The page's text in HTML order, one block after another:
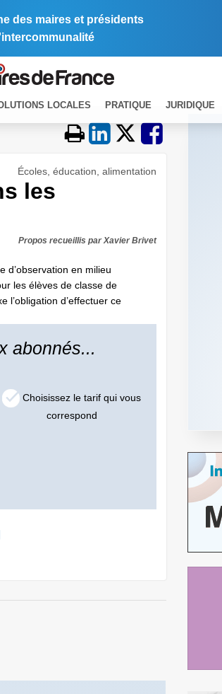
des maires et présidents
LOCALES PRATIQUE JURIDIQUE
Écoles, éducation, alimentation
les
Propos recueillis par Xavier Brivet
d’observation en milieu
les élèves de classe de
l’obligation d’effectuer ce
abonnés...
Choisissez le tarif qui vous
correspond